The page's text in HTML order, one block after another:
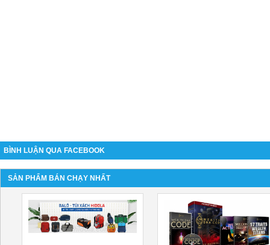
BÌNH LUẬN QUA FACEBOOK
SẢN PHẨM BÁN CHẠY NHẤT